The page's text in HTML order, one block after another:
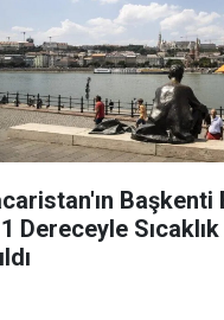
Başkenti
Dereceyle